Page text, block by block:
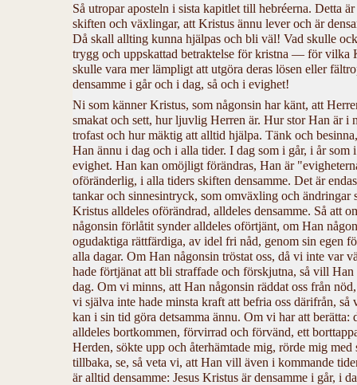
Så utropar aposteln i sista kapitlet till hebréerna. Detta
skiften och växlingar, att Kristus ännu lever och är
Då skall allting kunna hjälpas och bli väl! Vad skulle
trygg och uppskattad betraktelse för kristna — för
skulle vara mer lämpligt att utgöra deras lösen eller
densamme i går och i dag, så och i evighet!
Ni som känner Kristus, som någonsin har känt, att
smakat och sett, hur ljuvlig Herren är. Hur stor Han är i
trofast och hur mäktig att alltid hjälpa. Tänk och
Han ännu i dag och i alla tider. I dag som i går, i år som
evighet. Han kan omöjligt förändras, Han är
oföränderlig, i alla tiders skiften densamme. Det är
tankar och sinnesintryck, som omväxling och ändringar
Kristus alldeles oförändrad, alldeles densamme. Så att
någonsin förlåtit synder alldeles oförtjänt, om Han
ogudaktiga rättfärdiga, av idel fri nåd, genom sin egen
alla dagar. Om Han någonsin tröstat oss, då vi inte var
hade förtjänat att bli straffade och förskjutna, så vill
dag. Om vi minns, att Han någonsin räddat oss från
vi själva inte hade minsta kraft att befria oss därifrån,
kan i sin tid göra detsamma ännu. Om vi har att berätta:
alldeles bortkommen, förvirrad och förvänd, ett
Herden, sökte upp och återhämtade mig, rörde mig
tillbaka, se, så veta vi, att Han vill även i kommande
är alltid densamme: Jesus Kristus är densamme i går, i